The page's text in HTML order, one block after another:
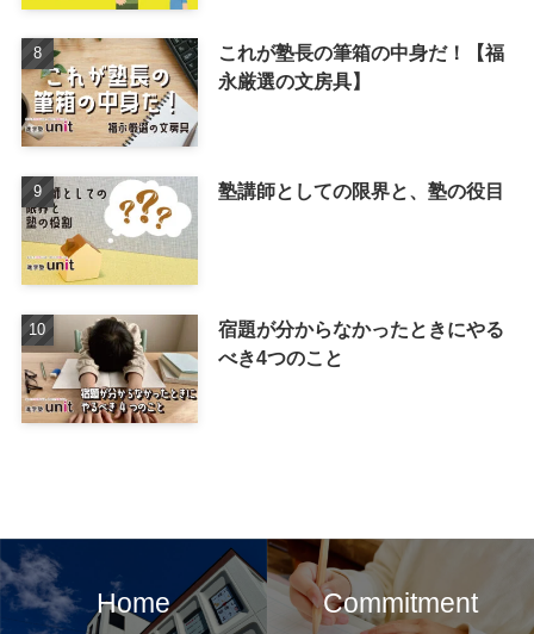
これが塾長の筆箱の中身だ！【福
永厳選の文房具】
塾講師としての限界と、塾の役目
宿題が分からなかったときにやる
べき4つのこと
Home Commitment